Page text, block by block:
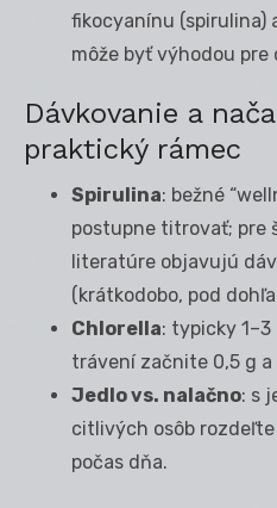
fikocyanínu (spirulina)
môže byť výhodou pre
Dávkovanie a
praktický rámec
Spirulina: bežné
postupne titrovať; pre
literatúre objavujú
(krátkodobo, pod
Chlorella: typicky
trávení začnite 0,5 g
Jedlo vs. nalačno: s
citlivých osôb
počas dňa.